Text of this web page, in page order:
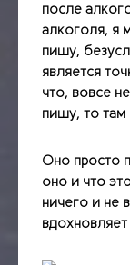
после
алкоголя, я
пишу,
является
что, вовсе
пишу, то там
Оно просто
оно и что
ничего и не
вдохновляет